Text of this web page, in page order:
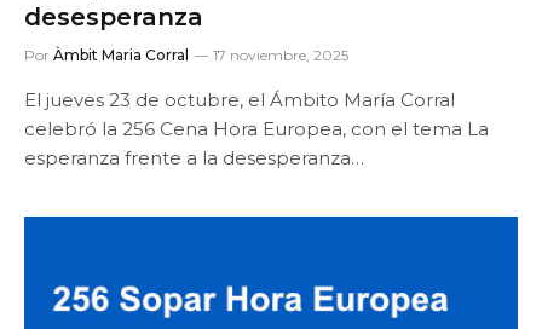
desesperanza
Por Àmbit Maria Corral 17 noviembre, 2025
El jueves 23 de octubre, el Ámbito María Corral
celebró la 256 Cena Hora Europea, con el tema La
esperanza frente a la desesperanza…